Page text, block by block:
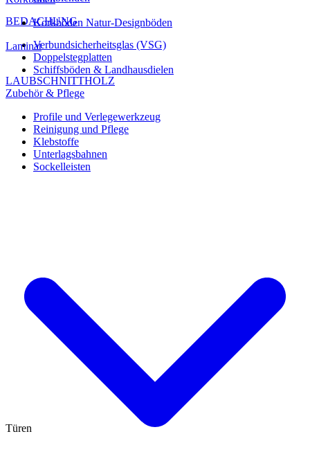
BEDACHUNG
Verbundsicherheitsglas (VSG)
Doppelstegplatten
LAUBSCHNITTHOLZ
Korkböden Natur-Designböden
Laminat
Schiffsböden & Landhausdielen
Zubehör & Pflege
Profile und Verlegewerkzeug
Reinigung und Pflege
Klebstoffe
Unterlagsbahnen
Sockelleisten
Türen